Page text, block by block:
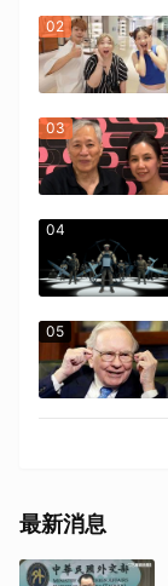
02
03
04
05
最新消息